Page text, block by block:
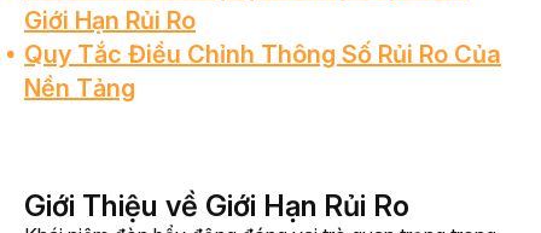
Giới Hạn Rủi Ro
Quy Tắc Điều Chỉnh Thông Số Rủi Ro Của
Nền Tảng
Giới Thiệu về Giới Hạn Rủi Ro